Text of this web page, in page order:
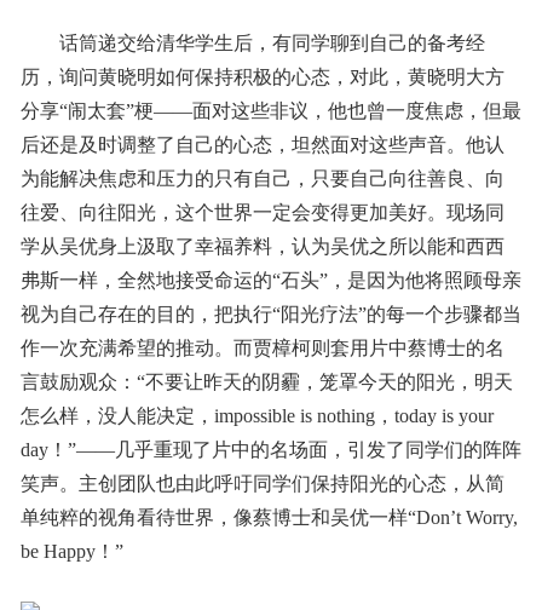
话筒递交给清华学生后，有同学聊到自己的备考经
历，询问黄晓明如何保持积极的心态，对此，黄晓明大方
分享“闹太套”梗——面对这些非议，他也曾一度焦虑，但最
后还是及时调整了自己的心态，坦然面对这些声音。他认
为能解决焦虑和压力的只有自己，只要自己向往善良、向
往爱、向往阳光，这个世界一定会变得更加美好。现场同
学从吴优身上汲取了幸福养料，认为吴优之所以能和西西
弗斯一样，全然地接受命运的“石头”，是因为他将照顾母亲
视为自己存在的目的，把执行“阳光疗法”的每一个步骤都当
作一次充满希望的推动。而贾樟柯则套用片中蔡博士的名
言鼓励观众：“不要让昨天的阴霾，笼罩今天的阳光，明天
怎么样，没人能决定，impossible is nothing，today is your
day！”——几乎重现了片中的名场面，引发了同学们的阵阵
笑声。主创团队也由此呼吁同学们保持阳光的心态，从简
单纯粹的视角看待世界，像蔡博士和吴优一样“Don’t Worry,
be Happy！”